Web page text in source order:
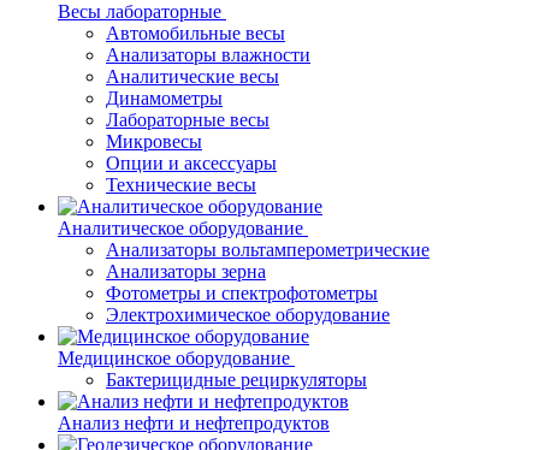
Весы лабораторные
Автомобильные весы
Анализаторы влажности
Аналитические весы
Динамометры
Лабораторные весы
Микровесы
Опции и аксессуары
Технические весы
Аналитическое оборудование
Анализаторы вольтамперометрические
Анализаторы зерна
Фотометры и спектрофотометры
Электрохимическое оборудование
Медицинское оборудование
Бактерицидные рециркуляторы
Анализ нефти и нефтепродуктов